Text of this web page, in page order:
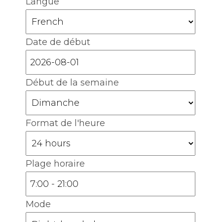
Date de début
Début de la semaine
Format de l'heure
Plage horaire
Mode